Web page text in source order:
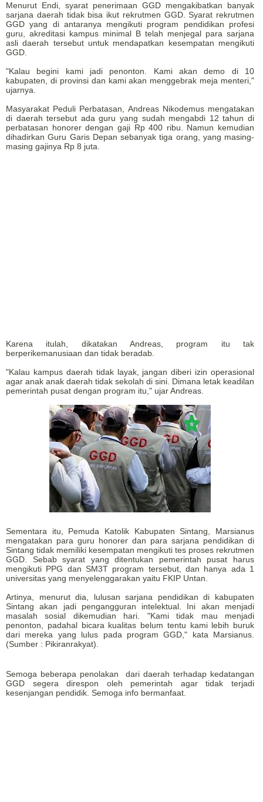
Menurut Endi, syarat penerimaan GGD mengakibatkan banyak
sarjana daerah tidak bisa ikut rekrutmen GGD. Syarat rekrutmen
GGD yang di antaranya mengikuti program pendidikan profesi
guru, akreditasi kampus minimal B telah menjegal para sarjana
asli daerah tersebut untuk mendapatkan kesempatan mengikuti
GGD.
"Kalau begini kami jadi penonton. Kami akan demo di 10
kabupaten, di provinsi dan kami akan menggebrak meja menteri,"
ujarnya.
Masyarakat Peduli Perbatasan, Andreas Nikodemus mengatakan
di daerah tersebut ada guru yang sudah mengabdi 12 tahun di
perbatasan honorer dengan gaji Rp 400 ribu. Namun kemudian
dihadirkan Guru Garis Depan sebanyak tiga orang, yang masing-
masing gajinya Rp 8 juta.
Karena itulah, dikatakan Andreas, program itu tak
berperikemanusiaan dan tidak beradab.
"Kalau kampus daerah tidak layak, jangan diberi izin operasional
agar anak anak daerah tidak sekolah di sini. Dimana letak keadilan
pemerintah pusat dengan program itu," ujar Andreas.
Sementara itu, Pemuda Katolik Kabupaten Sintang, Marsianus
mengatakan para guru honorer dan para sarjana pendidikan di
Sintang tidak memiliki kesempatan mengikuti tes proses rekrutmen
GGD. Sebab syarat yang ditentukan pemerintah pusat harus
mengikuti PPG dan SM3T program tersebut, dan hanya ada 1
universitas yang menyelenggarakan yaitu FKIP Untan.
Artinya, menurut dia, lulusan sarjana pendidikan di kabupaten
Sintang akan jadi pengangguran intelektual. Ini akan menjadi
masalah sosial dikemudian hari. "Kami tidak mau menjadi
penonton, padahal bicara kualitas belum tentu kami lebih buruk
dari mereka yang lulus pada program GGD," kata Marsianus.
(Sumber : Pikiranrakyat).
Semoga beberapa penolakan dari daerah terhadap kedatangan
GGD segera direspon oleh pemerintah agar tidak terjadi
kesenjangan pendidik. Semoga info bermanfaat.